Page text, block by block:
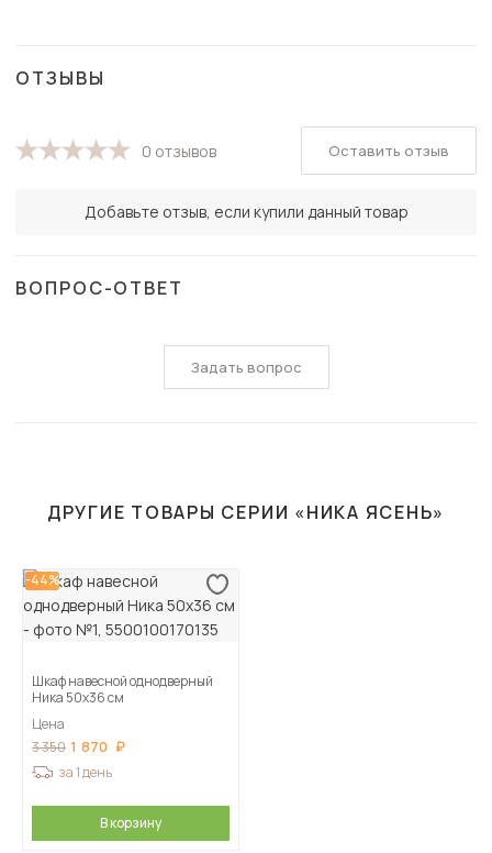
ОТЗЫВЫ
0 отзывов
Добавьте отзыв, если купили данный товар
Оставить отзыв
ВОПРОС-ОТВЕТ
Задать вопрос
ДРУГИЕ ТОВАРЫ СЕРИИ «НИКА ЯСЕНЬ»
-44%
Шкаф навесной однодверный
Ника 50х36 см
Цена
3 350 1 870
за 1 день
В корзину